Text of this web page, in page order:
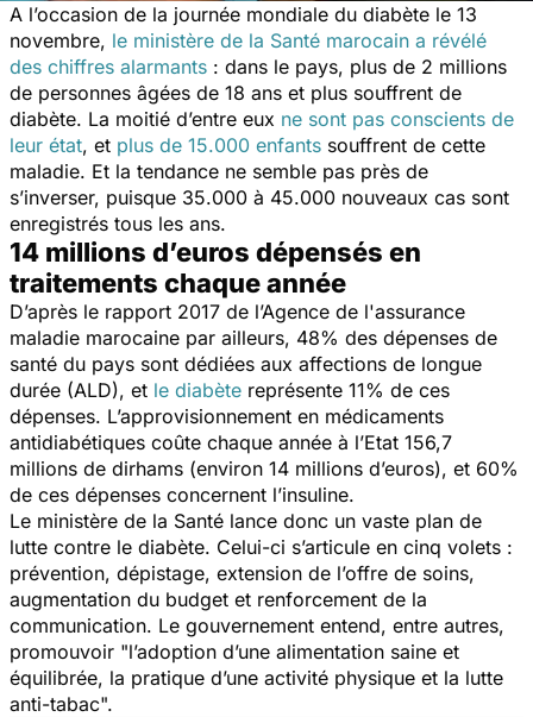
A l’occasion de la journée mondiale du diabète le 13
novembre, le ministère de la Santé marocain a révélé
des chiffres alarmants : dans le pays, plus de 2 millions
de personnes âgées de 18 ans et plus souffrent de
diabète. La moitié d’entre eux ne sont pas conscients de
leur état, et plus de 15.000 enfants souffrent de cette
maladie. Et la tendance ne semble pas près de
s’inverser, puisque 35.000 à 45.000 nouveaux cas sont
enregistrés tous les ans.
14 millions d’euros dépensés en
traitements chaque année
D’après le rapport 2017 de l’Agence de l'assurance
maladie marocaine par ailleurs, 48% des dépenses de
santé du pays sont dédiées aux affections de longue
durée (ALD), et le diabète représente 11% de ces
dépenses. L’approvisionnement en médicaments
antidiabétiques coûte chaque année à l’Etat 156,7
millions de dirhams (environ 14 millions d’euros), et 60%
de ces dépenses concernent l’insuline.
Le ministère de la Santé lance donc un vaste plan de
lutte contre le diabète. Celui-ci s’articule en cinq volets :
prévention, dépistage, extension de l’offre de soins,
augmentation du budget et renforcement de la
communication. Le gouvernement entend, entre autres,
promouvoir "l’adoption d’une alimentation saine et
équilibrée, la pratique d’une activité physique et la lutte
anti-tabac".